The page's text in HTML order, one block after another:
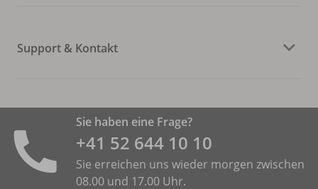
Support & Kontakt
Sie haben eine Frage?
+41 52 644 10 10
Sie erreichen uns wieder morgen zwischen
08.00 und 17.00 Uhr.